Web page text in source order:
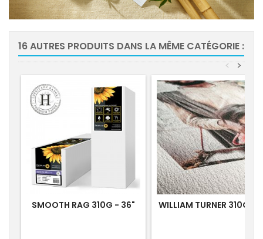
16 AUTRES PRODUITS DANS LA MÊME CATÉGORIE :
>
<
SMOOTH RAG 310G - 36" WILLIAM TURNER 310G -